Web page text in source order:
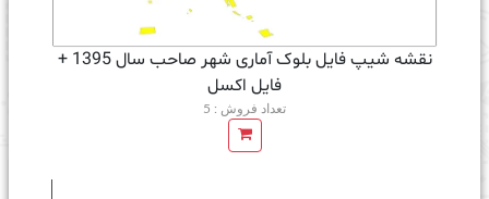
نقشه شیپ فایل بلوک آماری شهر صاحب سال 1395 +
فايل اكسل
تعداد فروش : 5